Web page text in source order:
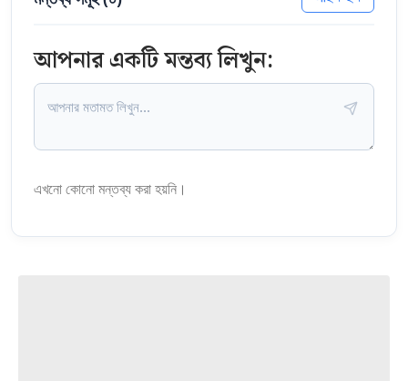
আপনার একটি মন্তব্য লিখুন:
এখনো কোনো মন্তব্য করা হয়নি।